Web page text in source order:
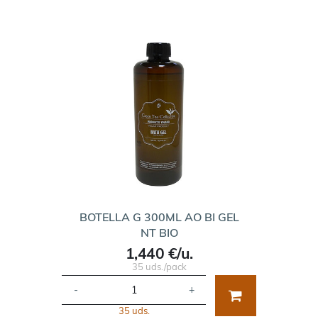
BOTELLA G 300ML AO BI GEL
NT BIO
1,440 €/u.
35 uds./pack
- +
35 uds.